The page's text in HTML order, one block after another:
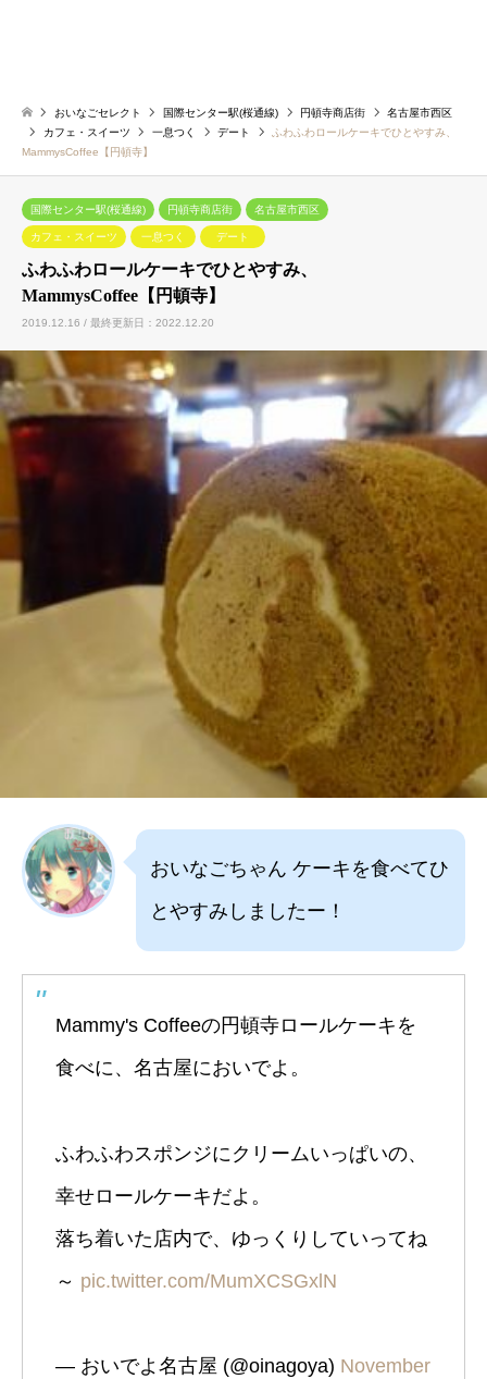
おいなごセレクト 国際センター駅(桜通線) 円頓寺商店街
名古屋市西区
カフェ・スイーツ
一息つく デート
ふわふわロールケーキでひとやすみ、
MammysCoffee【円頓寺】
国際センター駅(桜通線) 円頓寺商店街 名古屋市西区
カフェ・スイーツ 一息つく デート
ふわふわロールケーキでひとやすみ、
MammysCoffee【円頓寺】
2019.12.16 / 最終更新日：2022.12.20
おいなごちゃん ケーキを食べてひ
とやすみしましたー！
Mammy's Coffeeの円頓寺ロールケーキを
食べに、名古屋においでよ。
ふわふわスポンジにクリームいっぱいの、
幸せロールケーキだよ。
落ち着いた店内で、ゆっくりしていってね
～ pic.twitter.com/MumXCSGxlN
— おいでよ名古屋 (@oinagoya) November